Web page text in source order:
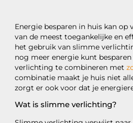
Energie besparen in huis kan op
van de meest toegankelijke en
het gebruik van slimme
nog meer energie kunt
verlichting te combineren met
combinatie maakt je huis niet
zorgt er ook voor dat je
Wat is slimme verlichting?